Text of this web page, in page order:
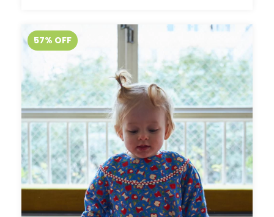
57% OFF